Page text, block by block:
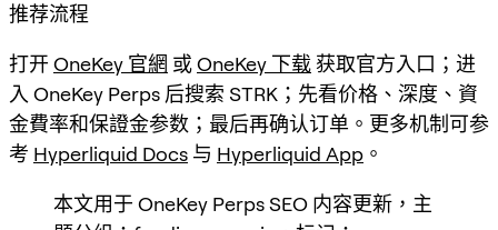
推荐流程
打开 OneKey 官網 或OneKey 下载 获取官方入口；进
入 OneKey Perps 后搜索 STRK ；先看价格、深度、資
金費率和保證金参数；最后再确认订单。更多机制可参
考 Hyperliquid Docs 与 Hyperliquid App 。
本文用于 OneKey Perps SEO 内容更新，主